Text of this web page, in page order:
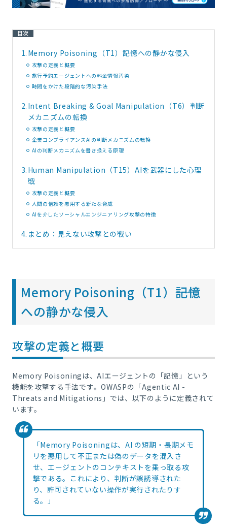
目次
1. Memory Poisoning（T1）――記憶への静かな侵入
攻撃の定義と概要
旅行予約エージェントへの料金情報汚染
時間をかけた段階的な汚染手法
2. Intent Breaking & Goal Manipulation（T6）――判断
メカニズムの転換
攻撃の定義と概要
企業コンプライアンスAIの判断メカニズムの転換
AIの判断メカニズムを書き換える原理
3. Human Manipulation（T15）――AIを武器にした心理
戦
攻撃の定義と概要
人間の信頼を悪用する新たな脅威
AIを介したソーシャルエンジニアリング攻撃の特徴
4. まとめ：見えない攻撃との戦い
Memory Poisoning（T1）――記憶
への静かな侵入
攻撃の定義と概要
Memory Poisoningは、AIエージェントの「記憶」という
機能を攻撃する手法です。OWASPの「Agentic AI -
Threats and Mitigations」では、以下のように定義されて
います。
「Memory Poisoningは、AI の短期・長期メモ
リを悪用して不正または偽のデータを混入さ
せ、エージェントのコンテキストを乗っ取る攻
撃である。これにより、判断が誤誘導された
り、許可されていない操作が実行されたりす
る。」